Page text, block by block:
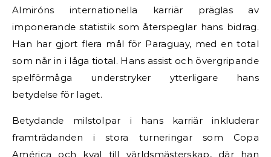
Almiróns internationella karriär präglas av
imponerande statistik som återspeglar hans bidrag.
Han har gjort flera mål för Paraguay, med en total
som når in i låga tiotal. Hans assist och övergripande
spelförmåga understryker ytterligare hans
betydelse för laget.
Betydande milstolpar i hans karriär inkluderar
framträdanden i stora turneringar som Copa
América och kval till världsmästerskap, där han